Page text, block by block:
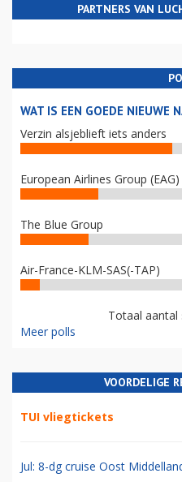
PARTNERS VAN
WAT IS EEN GOEDE NIEUWE
Verzin alsjeblieft iets anders
European Airlines Group (EAG)
The Blue Group
Air-France-KLM-SAS(-TAP)
Totaal aantal
Meer polls
VOORDELIGE
TUI vliegtickets
Jul: 8-dg cruise Oost